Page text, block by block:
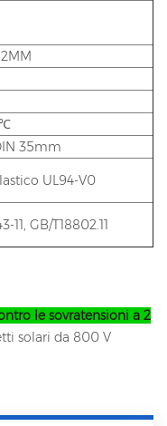
35mm
UL94-V0
11, GB/T18802.11
le sovratensioni a 2
solari da 800 V